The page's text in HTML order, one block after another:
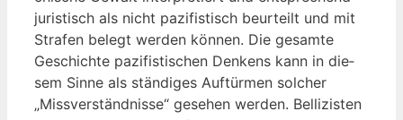
juris­tisch als nicht pazi­fis­tisch beur­teilt und mit
Stra­fen belegt wer­den kön­nen. Die gesam­te
Geschich­te pazi­fis­ti­schen Den­kens kann in die­
sem Sin­ne als stän­di­ges Auf­tür­men sol­cher
„Miss­ver­ständ­nis­se“ gese­hen wer­den. Bel­li­zis­ten